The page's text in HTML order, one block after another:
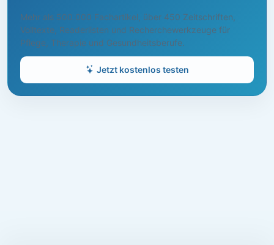
Mehr als 500.000 Fachartikel, über 450 Zeitschriften,
Volltexte, Readerlisten und Recherchewerkzeuge für
Pflege, Therapie und Gesundheitsberufe.
Jetzt kostenlos testen